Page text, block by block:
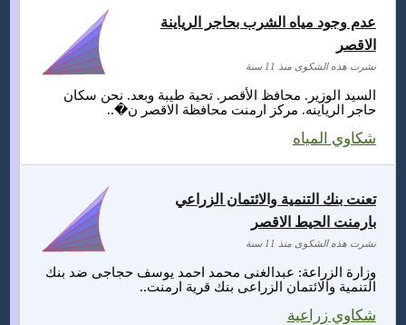
السيد الوزير. محافظ الأقصر. تحية طيبة وبعد. نحن سكان
حاجر الرياينه. مركز ارمنت محافظة الاقصر ن�..
شكاوي المياه
عدم وجود مياه الشرب بحاجر الرياينة
الاقصر
نشرت هذه الشكوى منذ 11 سنة
وزارة الزراعة: عبدالغنى محمد احمد يوسف حجاجى ضد بنك
التنمية والائتمان الزراعى بنك قرية ارمنت..
شكاوي زراعية
تعنت بنك التنمية والائتمان الزراعي
بارمنت الحيط الاقصر
نشرت هذه الشكوى منذ 11 سنة